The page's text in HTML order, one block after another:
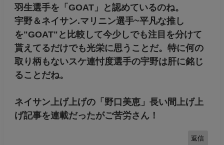
羽生選手を「GOAT」と認めているのね。
宇野＆ネイサン.マリニン選手~平凡な推し
を"GOAT"と比較して今少しでも注目を分けて
貰えてるだけでも光栄に思うことだ。特に何の
取り柄もないスケ連忖度選手の宇野は肝に銘じ
ることだね。
ネイサン上げ上げの「野口美恵」長い間上げ上
げ記事を連載だったがご苦労さん！
返信